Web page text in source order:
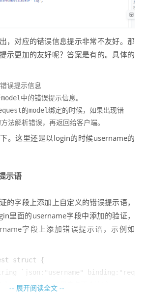
，对应的错误信息提示非常不友好。那
示更加的友好呢？答案是有的。具体的
误提示信息
中的错误提示信息。
的model绑定的时候，如果出现错
法解析错误，再返回给客户端。
。这里还是以login的时候username的
示语
的字段上添加上自定义的错误提示语，
里面的username字段中添加的验证，
字段上添加错误提示语，示例如
struct {
`json:"username" binding:"req
err:"用户名不合法"`
-- 展开阅读全文 --